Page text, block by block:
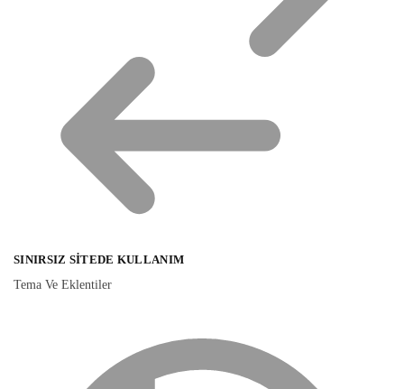
SINIRSIZ SITEDE KULLANIM
Tema Ve Eklentiler